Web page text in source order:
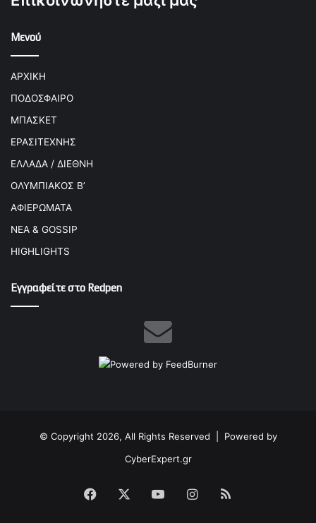
Μενού
ΑΡΧΙΚΗ
ΠΟΔΟΣΦΑΙΡΟ
ΜΠΑΣΚΕΤ
ΕΡΑΣΙΤΕΧΝΗΣ
ΕΛΛΑΔΑ / ΔΙΕΘΝΗ
ΟΛΥΜΠΙΑΚΟΣ Β’
ΑΦΙΕΡΩΜΑΤΑ
ΝΕΑ & GOSSIP
HIGHLIGHTS
Εγγραφείτε στο Redpen
© Copyright 2026, All Rights Reserved | Powered by
CyberExpert.gr
Facebook YouTubeInstagram